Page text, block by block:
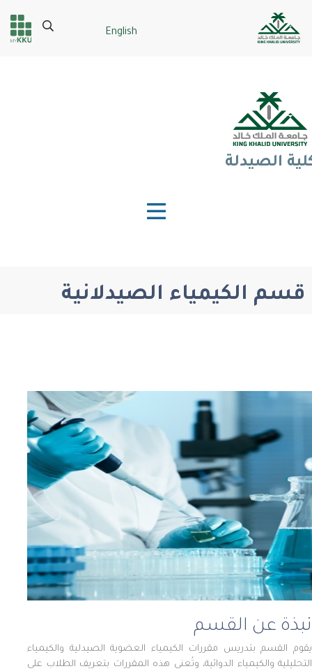
English
Header
Main Menu
Search
الصيدلة
قسم الكيمياء الصيدلانية
نبذة عن القسم
يقوم القسم بتدريس مقررات الكيمياء العضوية الصيدلية والكيمياء
التحليلية والكيمياء الدوائية، وتُعنى هذه المقررات بتعريف الطلاب على